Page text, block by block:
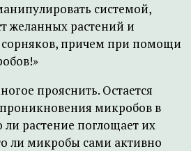
системой,
желанных растений и
сорняков, причем при помощи
прояснить. Остается
микробов в
растение поглощает их
ли микробы сами активно